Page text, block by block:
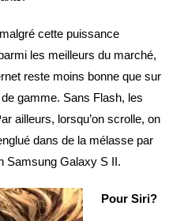
cette puissance
les meilleurs du marché,
reste moins bonne que sur
gamme. Sans Flash, les
ailleurs, lorsqu’on scrolle, on
dans de la mélasse par
Samsung Galaxy S II.
Pour Siri?